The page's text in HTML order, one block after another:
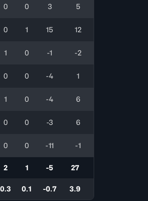
0 0 3 5
0 1 15 12
1 0 -1 -2
0 0 -4 1
1 0 -4 6
0 0 -3 6
0 0 -11 -1
2 1 -5 27
0.3 0.1 -0.7 3.9